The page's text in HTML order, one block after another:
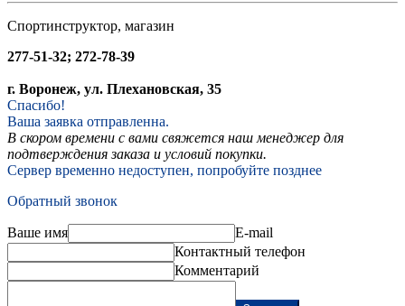
Спортинструктор, магазин
277-51-32; 272-78-39
г. Воронеж, ул. Плехановская, 35
Спасибо!
Ваша заявка отправленна.
В скором времени с вами свяжется наш менеджер для
подтверждения заказа и условий покупки.
Сервер временно недоступен, попробуйте позднее
Обратный звонок
Ваше имя
E-mail
Контактный телефон
Комментарий